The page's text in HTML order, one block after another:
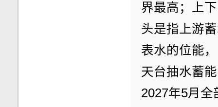
界最高；上
头是指上游
表水的位能
天台抽水蓄
2027年5月全